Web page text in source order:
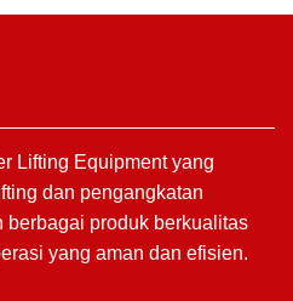
Lifting Equipment yang
dan pengangkatan
berbagai produk berkualitas
yang aman dan efisien.